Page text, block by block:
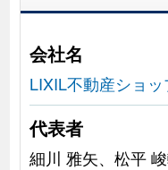
会社名
LIXIL不動産ショ
代表者
細川 雅矢、松平